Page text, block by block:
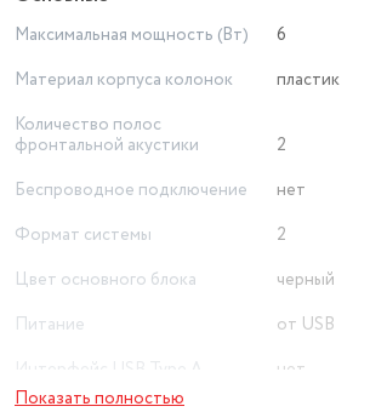
Максимальная мощность (Вт)
6
Материал корпуса колонок
пластик
Количество полос
фронтальной акустики
2
Беспроводное подключение
нет
Формат системы
2
Цвет основного блока
черный
Питание
от USB
нет
Показать полностью